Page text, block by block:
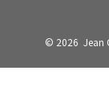
© 2026 Jean